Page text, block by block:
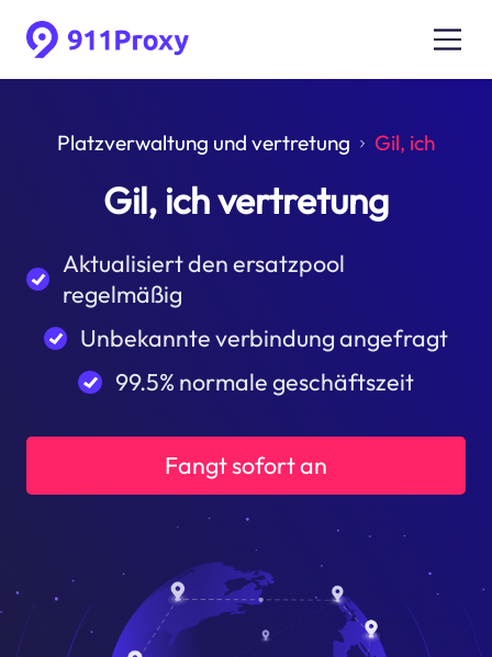
Platzverwaltung und vertretung Gil, ich
Gil, ich vertretung
Aktualisiert den ersatzpool
regelmäßig
Unbekannte verbindung angefragt
99.5% normale geschäftszeit
Fangt sofort an